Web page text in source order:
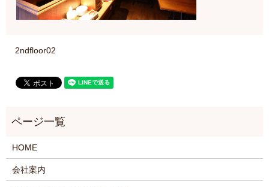
2ndfloor02
HOME
会社案内